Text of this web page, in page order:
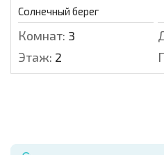
Солнечный берег
Комнат: 3
Этаж: 2